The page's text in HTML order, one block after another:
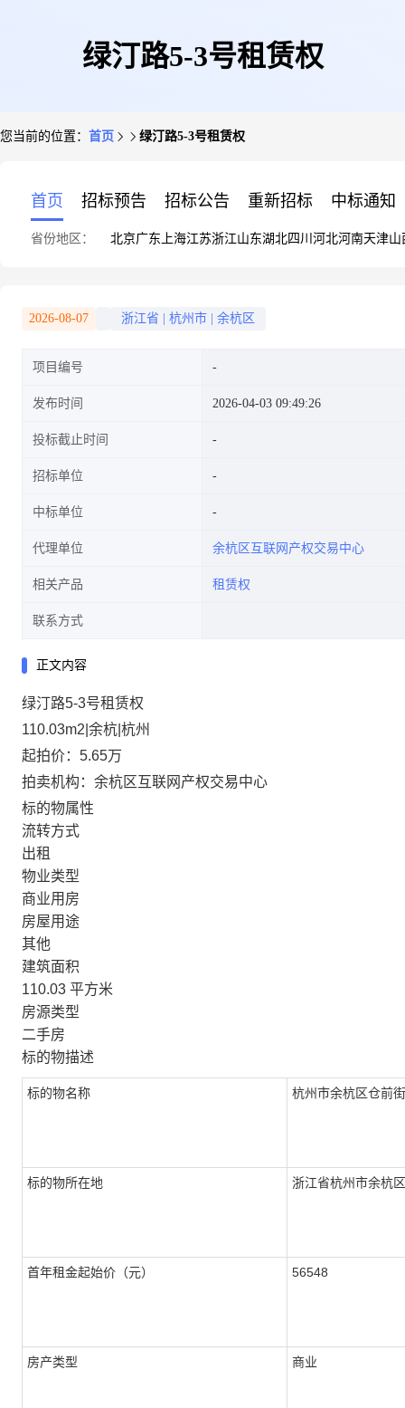
绿汀路5-3号租赁权
您当前的位置： 首页 绿汀路5-3号租赁权
首页 招标预告 招标公告 重新招标 中标通知
省份地区： 北京广东 上海江苏浙江山东湖北四川 河北河南天津山
2026-08-07 浙江省 杭州市 余杭区
项目编号
发布时间 2026-04-03 09:49:26
投标截止时间
招标单位
中标单位
代理单位 余杭区互联网产权交易中心
相关产品 租赁权
联系方式
正文内容
绿汀路5-3号租赁权
110.03m2|余杭|杭州
起拍价：5.65万
拍卖机构：余杭区互联网产权交易中心
标的物属性
流转方式
出租
物业类型
商业用房
房屋用途
其他
建筑面积
110.03 平方米
房源类型
二手房
标的物描述
标的物名称 杭州市余杭区仓前
标的物所在地 浙江省杭州市余杭
首年租金起始价（元） 56548
房产类型 商业